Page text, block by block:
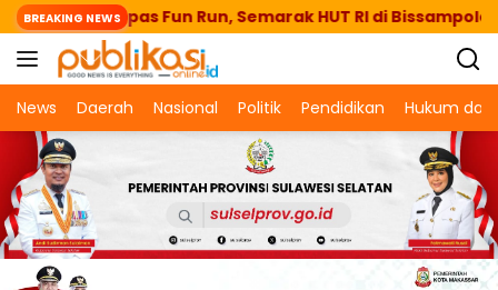
Langsung
ke
konten
BREAKING NEWS
Lepas Fun Run, Semarak HUT RI di Bissampole
News Daerah Nasional Politik Pendidikan Hukum dan